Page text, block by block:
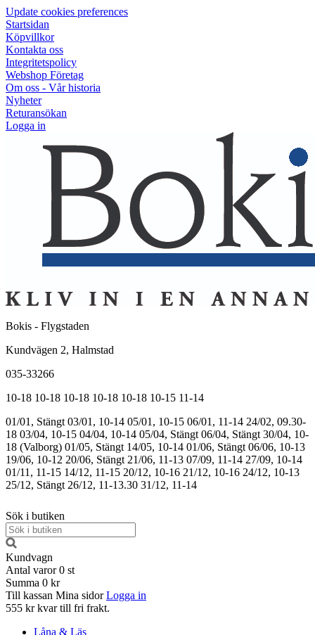
Update cookies preferences
Startsidan
Köpvillkor
Kontakta oss
Integritetspolicy
Webshop Företag
Om oss - Vår historia
Nyheter
Returansökan
Logga in
Bokis - Flygstaden
Kundvägen 2, Halmstad
035-33266
10-18 10-18 10-18 10-18 10-18 10-15 11-14
01/01, Stängt 03/01, 10-14 05/01, 10-15 06/01, 11-14 24/02, 09.30-
18 03/04, 10-15 04/04, 10-14 05/04, Stängt 06/04, Stängt 30/04, 10-
18 (Valborg) 01/05, Stängt 14/05, 10-14 01/06, Stängt 06/06, 10-13
19/06, 10-12 20/06, Stängt 21/06, 11-13 07/09, 11-14 27/09, 10-14
01/11, 11-15 14/12, 11-15 20/12, 10-16 21/12, 10-16 24/12, 10-13
25/12, Stängt 26/12, 11-13.30 31/12, 11-14
Sök i butiken
Kundvagn
Antal varor 0 st
Summa 0 kr
Till kassan Mina sidor Logga in
555 kr kvar till fri frakt.
Låna & Läs